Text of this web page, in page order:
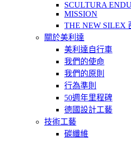
SCULTURA
MISSION
THE NEW SILEX
關於美利達
美利達自行車
我們的使命
我們的原則
行為準則
50週年里程碑
德國設計工藝
技術工藝
碳纖維